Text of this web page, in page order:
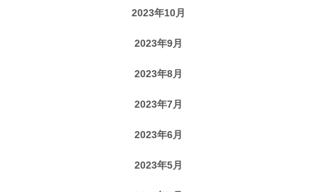
2023年10月
2023年9月
2023年8月
2023年7月
2023年6月
2023年5月